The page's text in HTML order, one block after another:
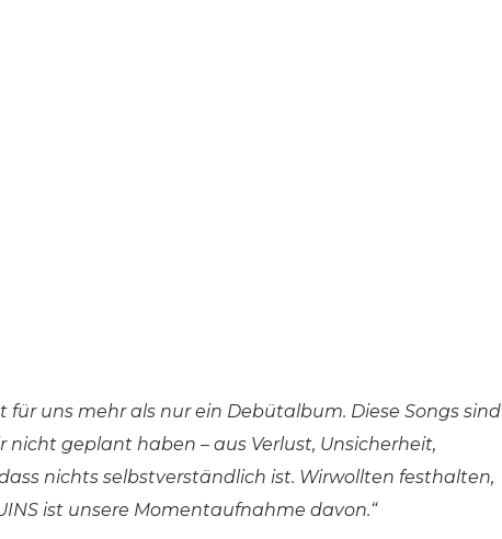
für uns mehr als nur ein Debütalbum. Diese Songs sind
geplant haben – aus Verlust, Unsicherheit,
nichts selbstverständlich ist. Wirwollten festhalten,
ist unsere Momentaufnahme davon.“